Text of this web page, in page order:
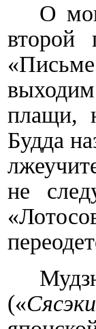
О
второй
плащи,
Будда
не
(«